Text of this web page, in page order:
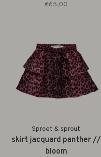
€65,00
Sproet & sprout
skirt jacquard panther //
bloom